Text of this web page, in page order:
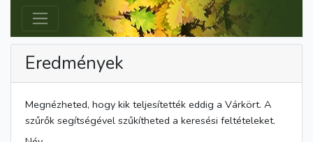
Eredmények
Megnézheted, hogy kik teljesítették eddig a Várkört. A
szűrők segítségével szűkítheted a keresési feltételeket.